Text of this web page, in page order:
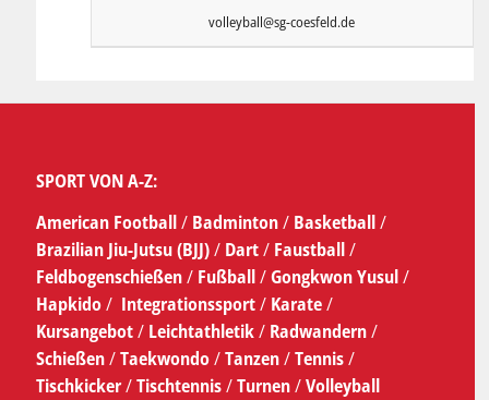
volleyball@sg-coesfeld.de
SPORT VON A-Z:
American Football/ Badminton/ Basketball/
Brazilian Jiu-Jutsu (BJJ)/ Dart/ Faustball/
Feldbogenschießen/ Fußball/Gongkwon Yusul/
Hapkido/ Integrationssport/ Karate/
Kursangebot/Leichtathletik/ Radwandern/
Schießen/Taekwondo/Tanzen/Tennis/
Tischkicker/Tischtennis/Turnen/Volleyball